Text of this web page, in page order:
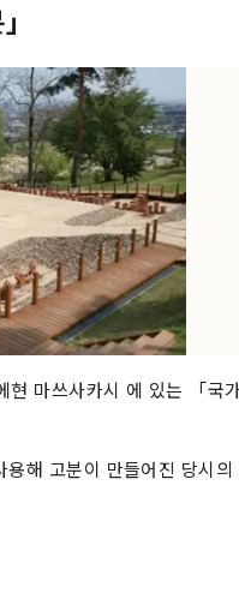
현 마쓰사카시 에 있는 「국
해 고분이 만들어진 당시